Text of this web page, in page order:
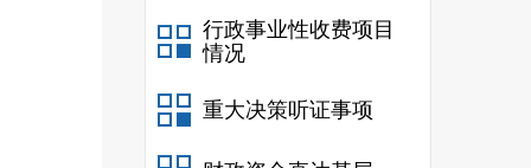
行政事业性收费项目
情况
重大决策听证事项